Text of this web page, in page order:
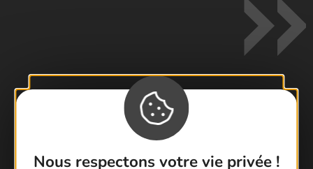
Nous respectons votre vie privée !
Contactez-nous !
Foire aux questions
Brochures